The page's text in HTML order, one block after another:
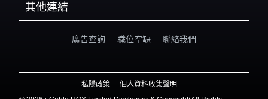
其他連結
廣告查詢 職位空缺 聯絡我們
私隱政策
個人資料收集聲明